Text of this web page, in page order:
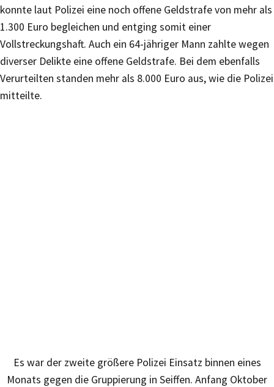
konnte laut Polizei eine noch offene Geldstrafe von mehr als
1.300 Euro begleichen und entging somit einer
Vollstreckungshaft. Auch ein 64-jähriger Mann zahlte wegen
diverser Delikte eine offene Geldstrafe. Bei dem ebenfalls
Verurteilten standen mehr als 8.000 Euro aus, wie die Polizei
mitteilte.
Es war der zweite größere Polizei Einsatz binnen eines
Monats gegen die Gruppierung in Seiffen. Anfang Oktober